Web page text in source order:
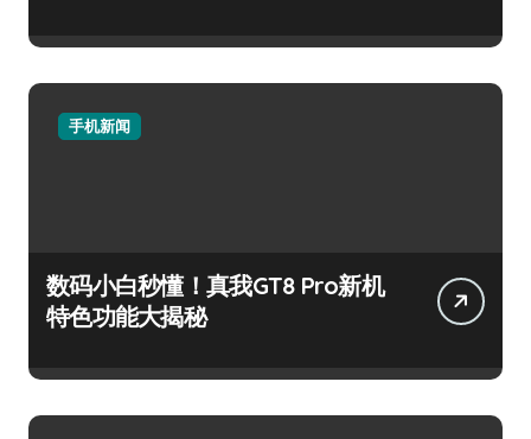
手机新闻
数码小白秒懂！真我GT8 Pro新机
特色功能大揭秘